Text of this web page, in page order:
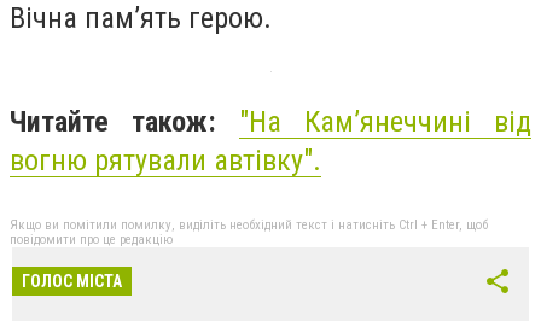
Вічна пам’ять герою.
Читайте також: "На Кам’янеччині від
вогню рятували автівку".
Якщо ви помітили помилку, виділіть необхідний текст і натисніть Ctrl + Enter, щоб
повідомити про це редакцію
ГОЛОС МІСТА